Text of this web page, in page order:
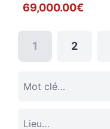
69,000.00€
1 2